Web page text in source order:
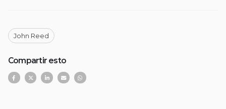
John Reed
Compartir esto